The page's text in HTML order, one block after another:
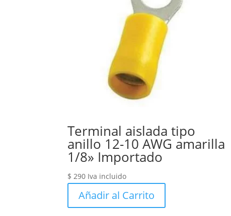
Terminal aislada tipo
anillo 12-10 AWG amarilla
1/8» Importado
$ 290 Iva incluido
Añadir al Carrito